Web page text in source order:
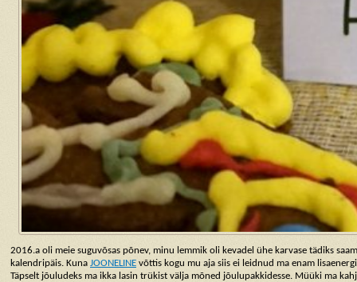
2016.a oli meie suguvõsas põnev, minu lemmik oli kevadel ühe karvase tädiks
kalendripäis. Kuna JOONELINE võttis kogu mu aja siis ei leidnud ma enam
Täpselt jõuludeks ma ikka lasin trükist välja mõned jõulupakkidesse. Müüki ma